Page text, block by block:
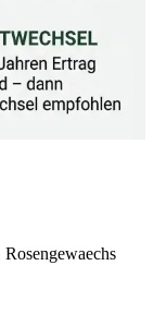
Rosengewaechs